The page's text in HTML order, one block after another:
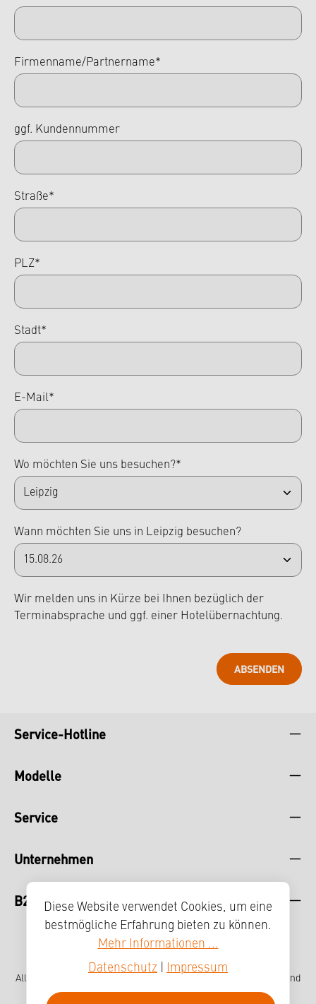
Firmenname/Partnername*
ggf. Kundennummer
Straße*
PLZ*
Stadt*
E-Mail*
Wo möchten Sie uns besuchen?*
Wann möchten Sie uns in Leipzig besuchen?
Wir melden uns in Kürze bei Ihnen bezüglich der
Terminabsprache und ggf. einer Hotelübernachtung.
Service-Hotline
Modelle
Service
Unternehmen
B2B
Alle Preise inkl. gesetzl. Mehrwertsteuer zzgl.
und
ggf. Nachnahmegebühren, wenn nicht anders angegeben.
Diese Website verwendet Cookies, um eine
bestmögliche Erfahrung bieten zu können.
Mehr Informationen ...
Datenschutz
Impressum